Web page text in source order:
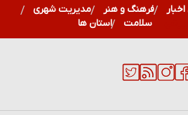
فرهنگ و هنر
مدیریت شهری
سلامت استان ها